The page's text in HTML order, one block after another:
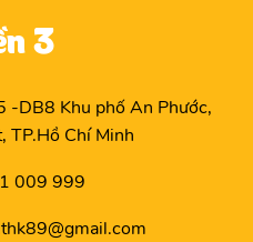
3
DB8 Khu phố An Phước,
TP.Hồ Chí Minh
009 999